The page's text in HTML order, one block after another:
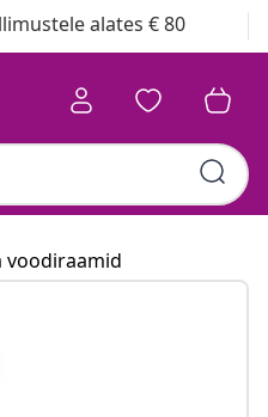
alates € 80
voodiraamid